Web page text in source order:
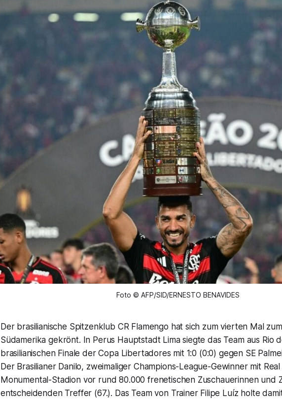
Foto © AFP/SID/ERNESTO BENAVIDES
Der brasilianische Spitzenklub CR Flamengo hat sich zum vierten Mal
Südamerika gekrönt. In Perus Hauptstadt Lima siegte das Team aus Rio
brasilianischen Finale der Copa Libertadores mit 1:0 (0:0) gegen SE
Der Brasilianer Danilo, zweimaliger Champions-League-Gewinner mit
Monumental-Stadion vor rund 80.000 frenetischen Zuschauerinnen und
entscheidenden Treffer (67.). Das Team von Trainer Filipe Luíz holte